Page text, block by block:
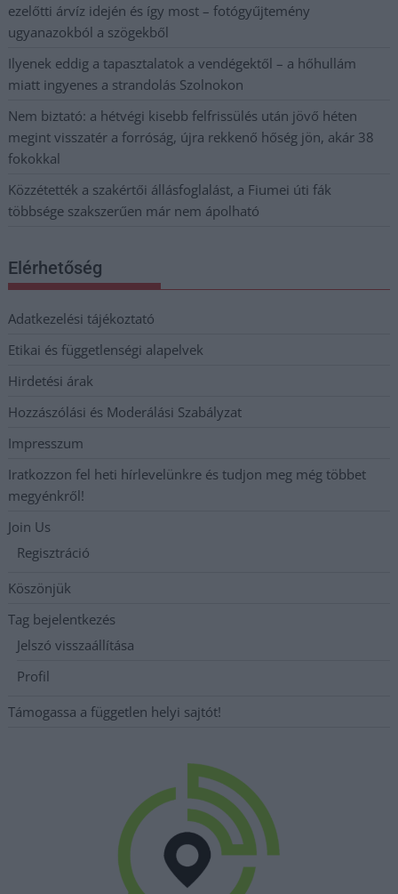
ezelőtti árvíz idején és így most – fotógyűjtemény
ugyanazokból a szögekből
Ilyenek eddig a tapasztalatok a vendégektől – a hőhullám
miatt ingyenes a strandolás Szolnokon
Nem biztató: a hétvégi kisebb felfrissülés után jövő héten
megint visszatér a forróság, újra rekkenő hőség jön, akár 38
fokokkal
Közzétették a szakértői állásfoglalást, a Fiumei úti fák
többsége szakszerűen már nem ápolható
Elérhetőség
Adatkezelési tájékoztató
Etikai és függetlenségi alapelvek
Hirdetési árak
Hozzászólási és Moderálási Szabályzat
Impresszum
Iratkozzon fel heti hírlevelünkre és tudjon meg még többet
megyénkről!
Join Us
Regisztráció
Köszönjük
Tag bejelentkezés
Jelszó visszaállítása
Profil
Támogassa a független helyi sajtót!